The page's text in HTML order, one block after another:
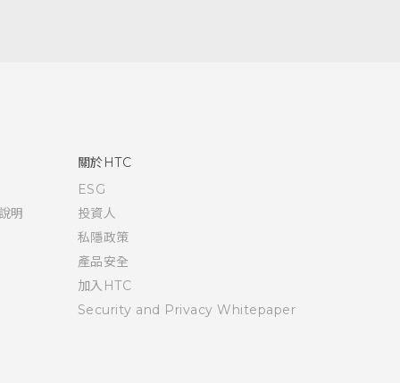
明
關於HTC
ESG
投資人
私隱政策
產品安全
加入HTC
Security and Privacy Whitepaper